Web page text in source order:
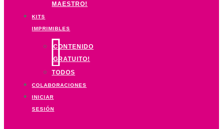
MAESTRO!
KITS
IMPRIMIBLES
CONTENIDO
GRATUITO!
TODOS
COLABORACIONES
INICIAR
SESIÓN